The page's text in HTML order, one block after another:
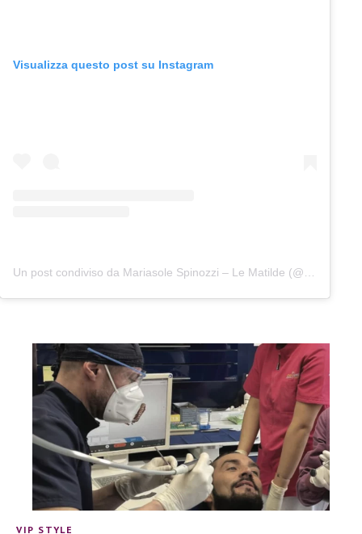
Visualizza questo post su Instagram
VIP STYLE